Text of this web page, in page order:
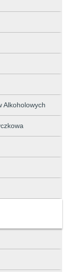
Alkoholowych